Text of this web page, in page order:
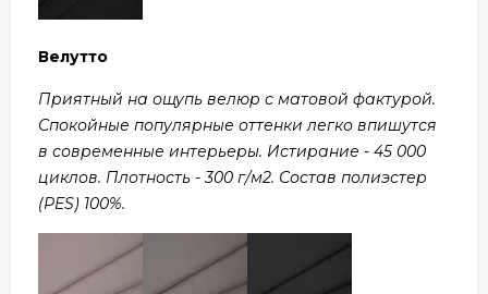
Велутто
Приятный на ощупь велюр с матовой фактурой.
Спокойные популярные оттенки легко впишутся
в современные интерьеры. Истирание - 45 000
циклов. Плотность - 300 г/м2. Состав полиэстер
(PES) 100%.